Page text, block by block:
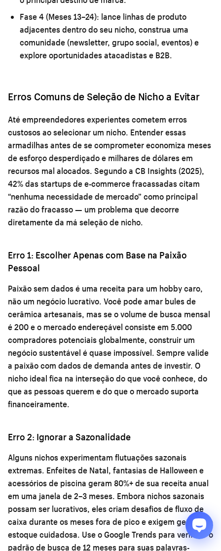
Fase 4 (Meses 13–24): lance linhas de produto
adjacentes dentro do seu nicho, construa uma
comunidade (newsletter, grupo social, eventos) e
explore oportunidades atacadistas e B2B.
Erros Comuns de Seleção de Nicho a Evitar
Até empreendedores experientes cometem erros
custosos ao selecionar um nicho. Entender essas
armadilhas antes de se comprometer economiza meses
de esforço desperdiçado e milhares de dólares em
recursos mal alocados. Segundo a CB Insights (2025),
42% das startups de e-commerce fracassadas citam
“nenhuma necessidade de mercado” como principal
razão do fracasso — um problema que decorre
diretamente da má seleção de nicho.
Erro 1: Escolher Apenas com Base na Paixão
Pessoal
Paixão sem dados é uma receita para um hobby caro,
não um negócio lucrativo. Você pode amar bules de
cerâmica artesanais, mas se o volume de busca mensal
é 200 e o mercado endereçável consiste em 5.000
compradores potenciais globalmente, construir um
negócio sustentável é quase impossível. Sempre valide
a paixão com dados de demanda antes de investir. O
nicho ideal fica na interseção do que você conhece, do
que as pessoas querem e do que o mercado suporta
financeiramente.
Erro 2: Ignorar a Sazonalidade
Alguns nichos experimentam flutuações sazonais
extremas. Enfeites de Natal, fantasias de Halloween e
acessórios de piscina geram 80%+ de sua receita anual
em uma janela de 2–3 meses. Embora nichos sazonais
possam ser lucrativos, eles criam desafios de fluxo de
caixa durante os meses fora de pico e exigem gestão de
estoque cuidadosa. Use o Google Trends para verificar o
padrão de busca de 12 meses para suas palavras-